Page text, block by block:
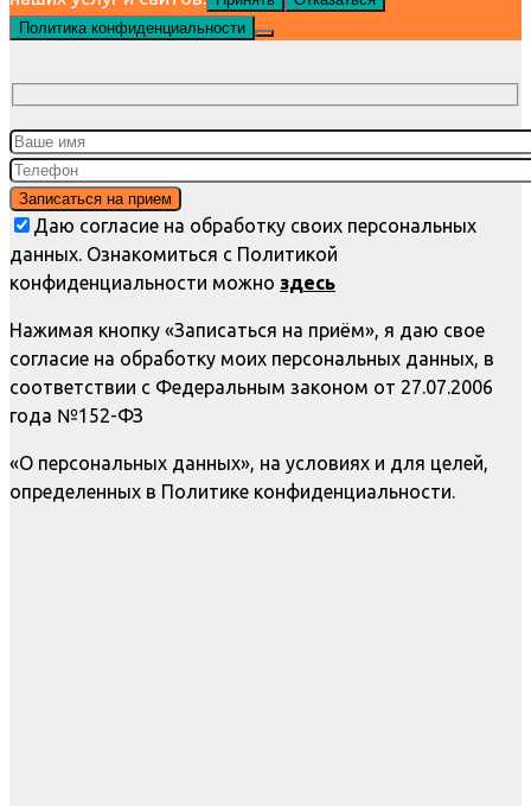
Политика конфиденциальности
Даю согласие на обработку своих персональных
данных. Ознакомиться с Политикой
конфиденциальности можно здесь
Нажимая кнопку «Записаться на приём», я даю свое
согласие на обработку моих персональных данных, в
соответствии с Федеральным законом от 27.07.2006
года №152-ФЗ
«О персональных данных», на условиях и для целей,
определенных в Политике конфиденциальности.